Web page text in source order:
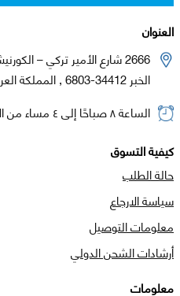
العنوان
2666 شارع الأمير تركي – الكورنيش , وحدة رقم 102
الخبر 34412-6803 , المملكة العربية السعودية
الساعة ٨ صباحًا إلى ٤ مساء من الأحد إلى الخميس
كيفية التسوق
حالة الطلب
سياسة الارجاع
معلومات التوصيل
أرشادات الشحن الدولي
معلومات